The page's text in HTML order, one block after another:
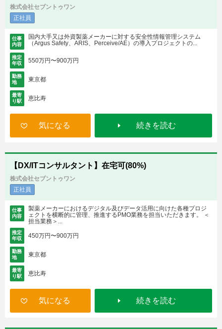
株式会社セブントゥワン
正社員
仕事
内容
国内大手又は外資製薬メーカーに対する安全性情報管理システム
（Argus Safety、ARIS、Perceive/AE）の導入プロジェクトの...
推定
年収
550万円〜900万円
勤務
地
東京都
最寄
り駅
恵比寿
気になる 続きを読む
【DX/ITコンサルタント】在宅可(80%)
株式会社セブントゥワン
正社員
仕事
内容
製薬メーカーにおけるデジタル及びデータ活用に向けた各種プロジ
ェクトを横断的に管理、推進するPMO業務を担当いただきます。 ＜
担当業務＞...
推定
年収
450万円〜900万円
勤務
地
東京都
最寄
り駅
恵比寿
気になる 続きを読む